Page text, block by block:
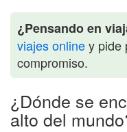
¿Pensando en
viajes onliney pide
compromiso.
¿Dónde se
alto del